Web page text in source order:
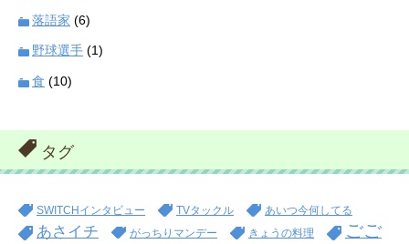
落語家 (6)
野球選手 (1)
食 (10)
タグ
SWITCHインタビュー TVタックル あいつ今何してる
あさイチ がっちりマンデー きょうの料理
ごご